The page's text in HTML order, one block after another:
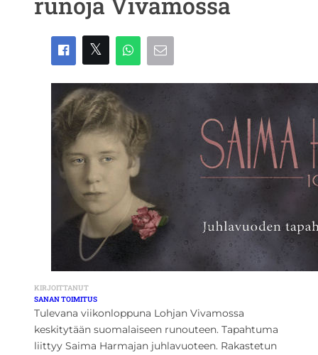
KIRJOITTANUT
SANAN TOIMITUS
Tulevana viikonloppuna Lohjan Vivamossa
keskitytään suomalaiseen runouteen. Tapahtuma
liittyy Saima Harmajan juhlavuoteen. Rakastetun